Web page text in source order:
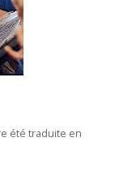
été traduite en